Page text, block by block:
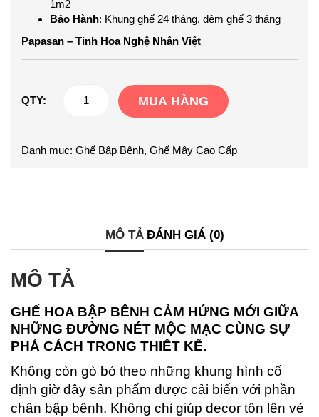
1m2
Bảo Hành: Khung ghế 24 tháng, đệm ghế 3 tháng
Papasan – Tinh Hoa Nghệ Nhân Việt
QTY:
Ghễ
bênh
MUA HÀNG
Danh mục: Ghế Bập Bênh, Ghế Mây Cao Cấp
MÔ TẢ ĐÁNH GIÁ (0)
MÔ TẢ
GHẾ HOA BẬP BÊNH CẢM HỨNG MỚI GIỮA
NHỮNG ĐƯỜNG NÉT MỘC MẠC CÙNG SỰ
PHÁ CÁCH TRONG THIẾT KẾ.
Không còn gò bó theo những khung hình cố
định giờ đây sản phẩm được cải biến với phần
chân bập bênh. Không chỉ giúp decor tôn lên vẻ